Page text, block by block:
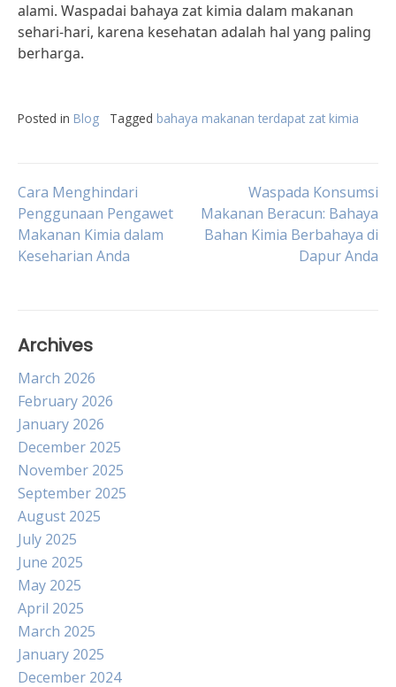
alami. Waspadai bahaya zat kimia dalam makanan
sehari-hari, karena kesehatan adalah hal yang paling
berharga.
Posted in Blog Tagged bahaya makanan terdapat zat kimia
Post
navigation
Cara Menghindari
Penggunaan Pengawet
Makanan Kimia dalam
Keseharian Anda
Waspada Konsumsi
Makanan Beracun: Bahaya
Bahan Kimia Berbahaya di
Dapur Anda
Archives
March 2026
February 2026
January 2026
December 2025
November 2025
September 2025
August 2025
July 2025
June 2025
May 2025
April 2025
March 2025
January 2025
December 2024